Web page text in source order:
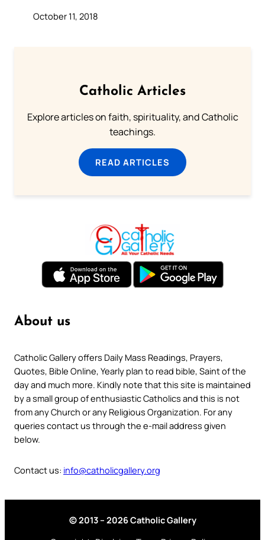
October 11, 2018
Catholic Articles
Explore articles on faith, spirituality, and Catholic
teachings.
READ ARTICLES
About us
Catholic Gallery offers Daily Mass Readings, Prayers,
Quotes, Bible Online, Yearly plan to read bible, Saint of the
day and much more. Kindly note that this site is maintained
by a small group of enthusiastic Catholics and this is not
from any Church or any Religious Organization. For any
queries contact us through the e-mail address given
below.
Contact us: info@catholicgallery.org
© 2013 – 2026 Catholic Gallery